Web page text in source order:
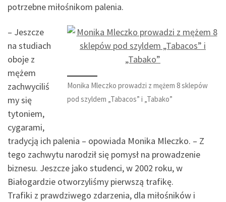
potrzebne miłośnikom palenia.
Monika Mleczko prowadzi z mężem 8 sklepów
pod szyldem „Tabacos” i „Tabako”
– Jeszcze
na studiach
oboje z
mężem
zachwyciliś
my się
tytoniem,
cygarami,
tradycją ich palenia – opowiada Monika Mleczko. – Z
tego zachwytu narodził się pomysł na prowadzenie
biznesu. Jeszcze jako studenci, w 2002 roku, w
Białogardzie otworzyliśmy pierwszą trafikę.
Trafiki z prawdziwego zdarzenia, dla miłośników i